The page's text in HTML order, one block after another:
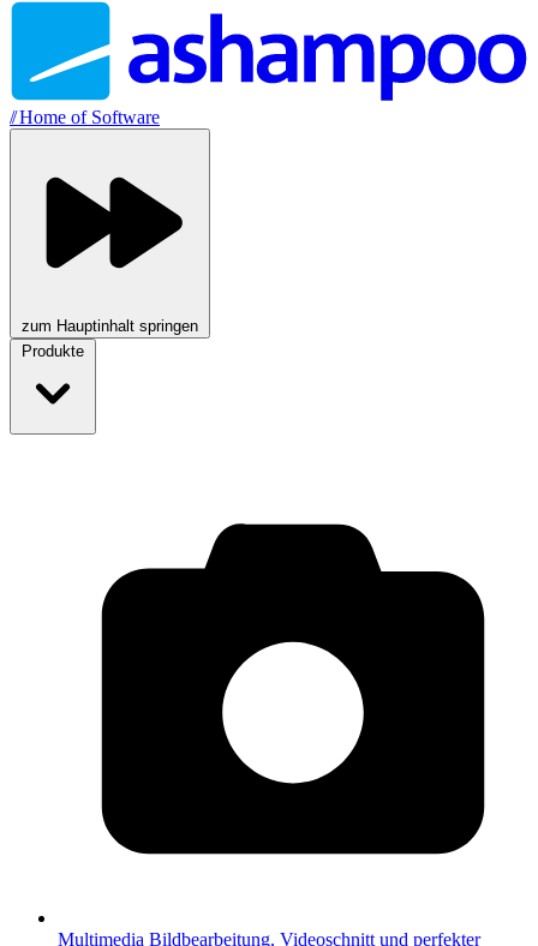
//Home of Software
zum Hauptinhalt springen
Produkte
Multimedia Bildbearbeitung, Videoschnitt und perfekter